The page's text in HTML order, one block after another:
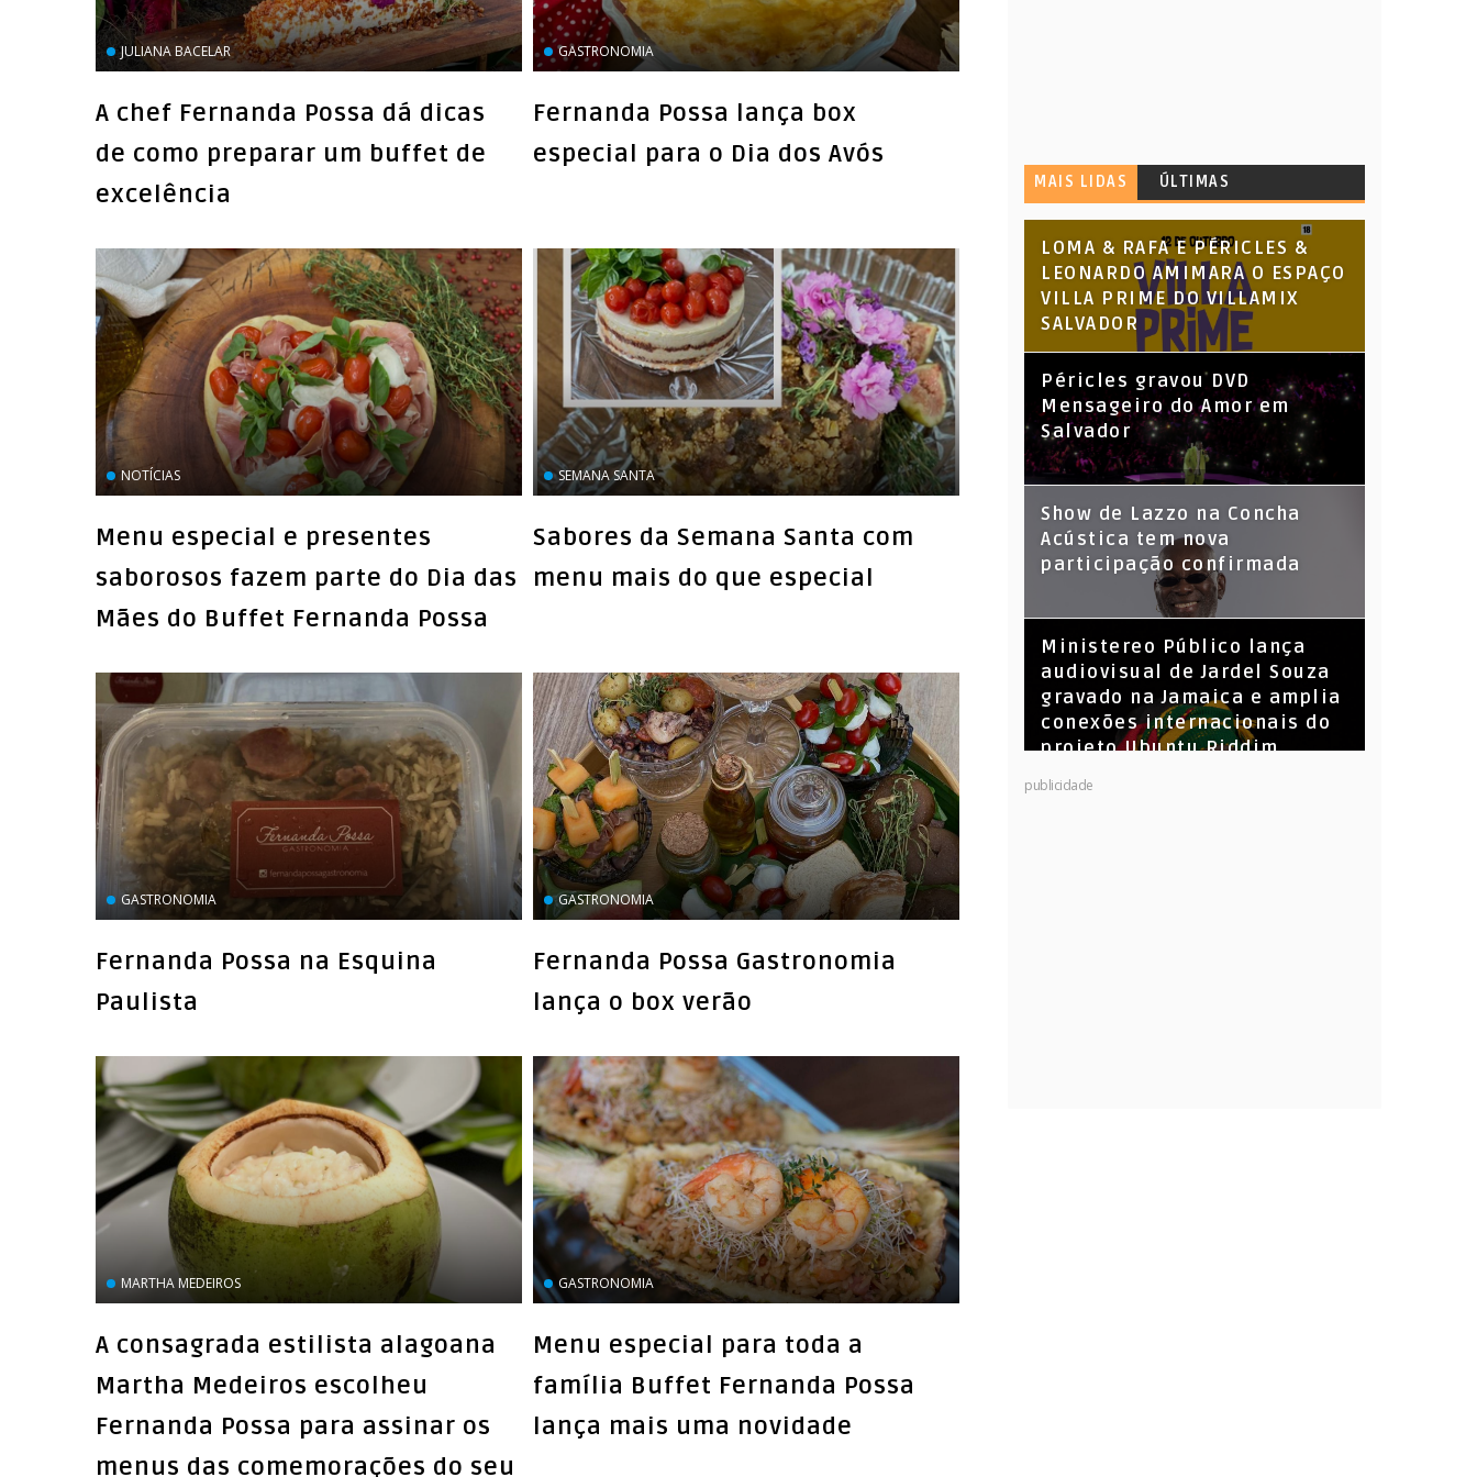
JULIANA BACELAR
A chef Fernanda Possa dá dicas
de como preparar um buffet de
excelência
GASTRONOMIA
Fernanda Possa lança box
especial para o Dia dos Avós
NOTÍCIAS
Menu especial e presentes
saborosos fazem parte do Dia das
Mães do Buffet Fernanda Possa
SEMANA SANTA
Sabores da Semana Santa com
menu mais do que especial
GASTRONOMIA
Fernanda Possa na Esquina
Paulista
GASTRONOMIA
Fernanda Possa Gastronomia
lança o box verão
MARTHA MEDEIROS
A consagrada estilista alagoana
Martha Medeiros escolheu
Fernanda Possa para assinar os
menus das comemorações do seu
GASTRONOMIA
Menu especial para toda a
família Buffet Fernanda Possa
lança mais uma novidade
MAIS LIDAS ÚLTIMAS
LOMA & RAFA E PÉRICLES &
LEONARDO AMIMARA O ESPAÇO
VILLA PRIME DO VILLAMIX
SALVADOR
Péricles gravou DVD
Mensageiro do Amor em
Salvador
Show de Lazzo na Concha
Acústica tem nova
participação confirmada
​Ministereo Público lança
audiovisual de Jardel Souza
gravado na Jamaica e amplia
conexões internacionais do
projeto Ubuntu Riddim
KL Jay (Racionais MC’s), DJ
publicidade